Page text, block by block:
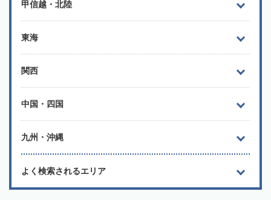
甲信越・北陸
東海
関西
中国・四国
九州・沖縄
よく検索されるエリア